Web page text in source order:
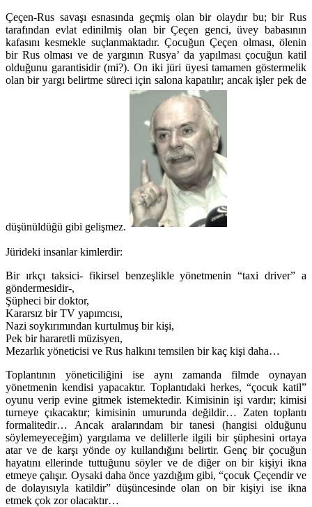
Çeçen-Rus savaşı esnasında geçmiş olan bir olaydır bu; bir Rus
tarafından evlat edinilmiş olan bir Çeçen genci, üvey babasının
kafasını kesmekle suçlanmaktadır. Çocuğun Çeçen olması, ölenin
bir Rus olması ve de yargının Rusya’ da yapılması çocuğun katil
olduğunu garantisidir (mi?). On iki jüri üyesi tamamen göstermelik
olan bir yargı belirtme süreci için salona kapatılır; ancak işler pek de
düşünüldüğü gibi gelişmez.
Jürideki insanlar kimlerdir:
Bir ırkçı taksici- fikirsel benzeşlikle yönetmenin “taxi driver” a
göndermesidir-,
Şüpheci bir doktor,
Kararsız bir TV yapımcısı,
Nazi soykırımından kurtulmuş bir kişi,
Pek bir hararetli müzisyen,
Mezarlık yöneticisi ve Rus halkını temsilen bir kaç kişi daha…
Toplantının yöneticiliğini ise aynı zamanda filmde oynayan
yönetmenin kendisi yapacaktır. Toplantıdaki herkes, “çocuk katil”
oyunu verip evine gitmek istemektedir. Kimisinin işi vardır; kimisi
turneye çıkacaktır; kimisinin umurunda değildir… Zaten toplantı
formalitedir… Ancak aralarındam bir tanesi (hangisi olduğunu
söylemeyeceğim) yargılama ve delillerle ilgili bir şüphesini ortaya
atar ve de karşı yönde oy kullandığını belirtir. Genç bir çocuğun
hayatını ellerinde tuttuğunu söyler ve de diğer on bir kişiyi ikna
etmeye çalışır. Oysaki daha önce yazdığım gibi, “çocuk Çeçendir ve
de dolayısıyla katildir” düşüncesinde olan on bir kişiyi ise ikna
etmek çok zor olacaktır…